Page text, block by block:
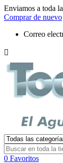
Enviamos a toda
Comprar de nuevo
Correo

0 Favoritos